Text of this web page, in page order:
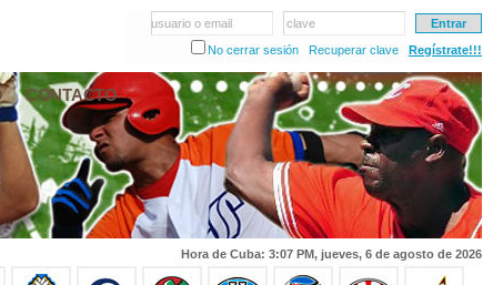
usuario o email
clave
No cerrar sesión
Recuperar clave Regístrate!!!
CONTACTO
Hora de Cuba: 3:07 PM, jueves, 6 de agosto de 2026